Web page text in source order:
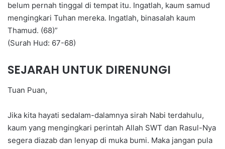
belum pernah tinggal di tempat itu. Ingatlah, kaum samud
mengingkari Tuhan mereka. Ingatlah, binasalah kaum
Thamud. (68)”
(Surah Hud: 67-68)
SEJARAH UNTUK DIRENUNGI
Tuan Puan,
Jika kita hayati sedalam-dalamnya sirah Nabi terdahulu,
kaum yang mengingkari perintah Allah SWT dan Rasul-Nya
segera diazab dan lenyap di muka bumi. Maka jangan pula